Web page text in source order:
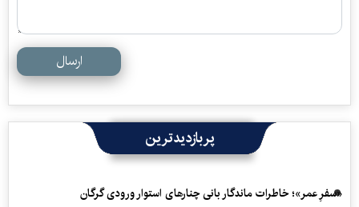
ارسال
پربازدیدترین
«سفرِ عمر»؛ خاطرات ماندگار بانی چنارهای استوار ورودی گرگان